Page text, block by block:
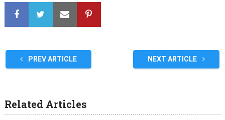
PREV ARTICLE NEXT ARTICLE
Related Articles